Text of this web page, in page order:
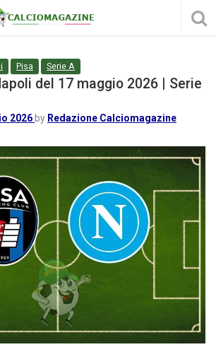
Pisa Serie A
del 17 maggio 2026 | Serie
2026 by Redazione Calciomagazine